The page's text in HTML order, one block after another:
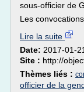
sous-officier de
Les
Lire la suite
Date: 2017-01-
Site : http://
Thèmes liés :
officier de la